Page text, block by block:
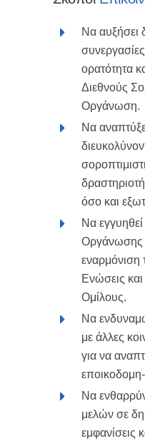
Να αυξήσει
ορατότητα
Διεθνούς
Οργάνωση.
Να
όσο και
Να
Οργάνωσης
εναρμόνιση
Ενώσεις
Ομίλους.
Να
με άλλες
για να
εποικοδομη-
Να
μελών σε
εμφανίσεις